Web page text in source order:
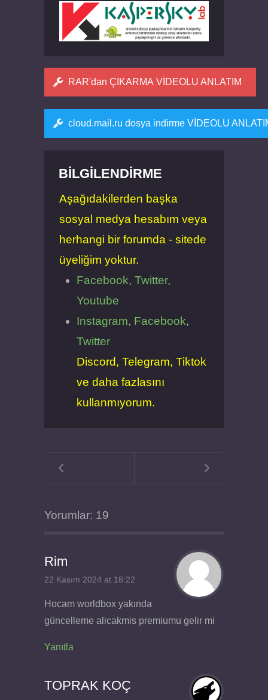
RAR'dan ÇIKARMA VİDEOLU ANLATIM
cloud.mail.ru dosya indirme VİDEOLU
BILGILENDIRME
Aşağıdakilerden başka
sosyal medya hesabım veya
herhangi bir forumda - sitede
üyeliğim yoktur.
Facebook, Twitter,
Youtube
Instagram, Facebook,
Twitter
Discord, Telegram, Tiktok
ve daha fazlasını
kullanmıyorum.
Yorumlar: 19
Rim
22 Kasım 2024 at 18:22
Hocam worldbox yakında
güncelleme alicakmis premiumu gelir mi
Yanıtla
TOPRAK KOÇ